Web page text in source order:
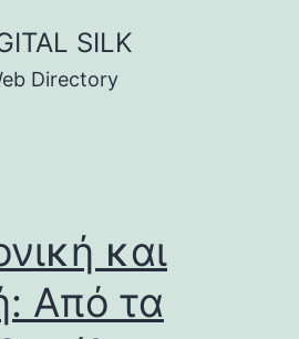
SILK
Directory
και
Από τα